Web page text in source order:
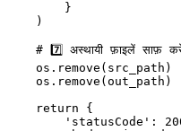
        }
    )
# 7️⃣ अस्थायी फ़ाइलें साफ़
    os.remove(src_path)
    os.remove(out_path)
    return {
'statusCode':